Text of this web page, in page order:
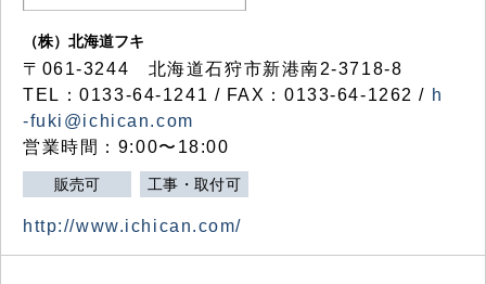
（株）北海道フキ
〒061-3244 北海道石狩市新港南2-3718-8
TEL：0133-64-1241 / FAX：0133-64-1262 / h
-fuki@ichican.com
営業時間：9:00〜18:00
販売可 工事・取付可
http://www.ichican.com/